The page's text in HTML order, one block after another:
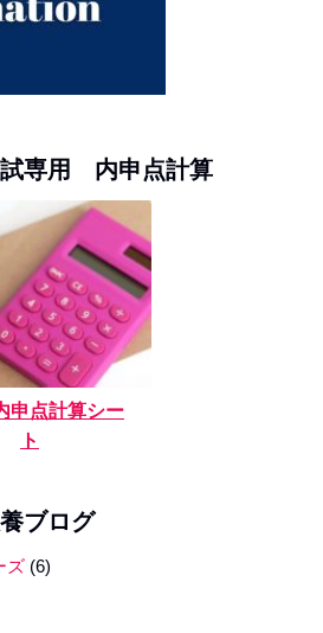
専用 内申点計算
申点計算シー
ト
ブログ
ズ (6)